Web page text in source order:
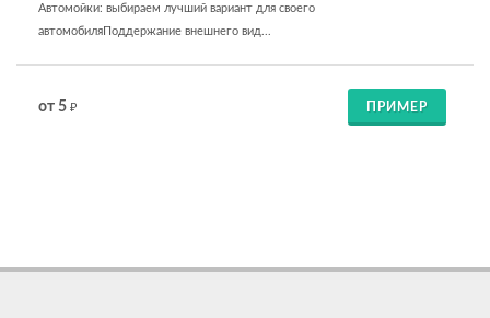
Автомойки: выбираем лучший вариант для своего
автомобиляПоддержание внешнего вид...
от 5 ₽ ПРИМЕР